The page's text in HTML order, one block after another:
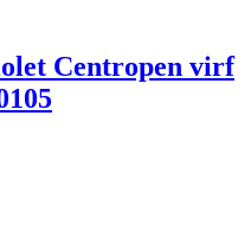
Centropen virf